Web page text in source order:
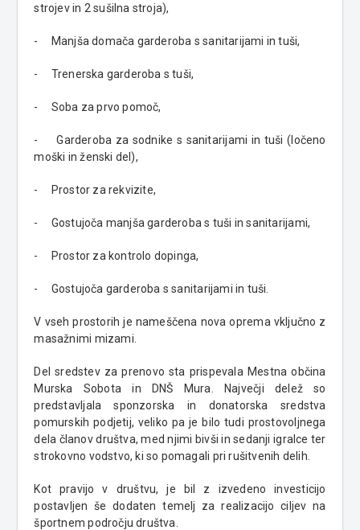
strojev in 2 sušilna stroja),
- Manjša domača garderoba s sanitarijami in tuši,
- Trenerska garderoba s tuši,
- Soba za prvo pomoč,
- Garderoba za sodnike s sanitarijami in tuši (ločeno
moški in ženski del),
- Prostor za rekvizite,
- Gostujoča manjša garderoba s tuši in sanitarijami,
- Prostor za kontrolo dopinga,
- Gostujoča garderoba s sanitarijami in tuši.
V vseh prostorih je nameščena nova oprema vključno z
masažnimi mizami.
Del sredstev za prenovo sta prispevala Mestna občina
Murska Sobota in DNŠ Mura. Največji delež so
predstavljala sponzorska in donatorska sredstva
pomurskih podjetij, veliko pa je bilo tudi prostovoljnega
dela članov društva, med njimi bivši in sedanji igralce ter
strokovno vodstvo, ki so pomagali pri rušitvenih delih.
Kot pravijo v društvu, je bil z izvedeno investicijo
postavljen še dodaten temelj za realizacijo ciljev na
športnem področju društva.